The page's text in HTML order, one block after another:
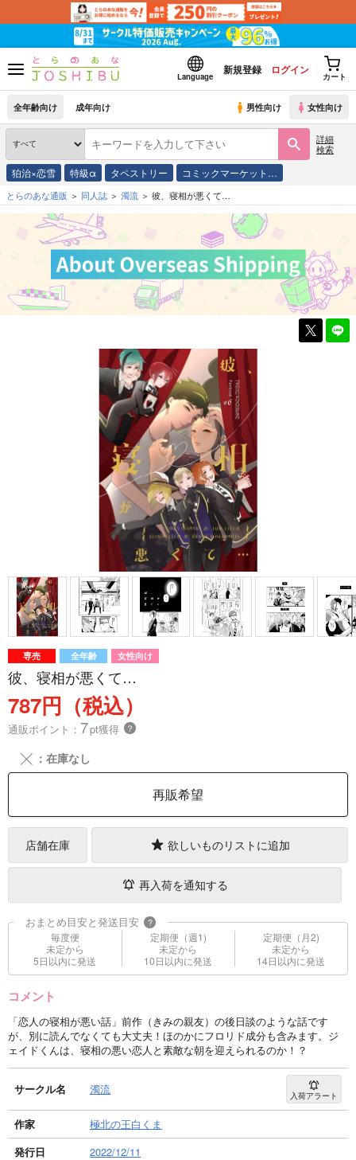
Language
新規登録 ログイン
カート
全年齢向け 成年向け 男性向け 女性向け
詳細
検索
狛治×恋雪 特級α タペストリー コミックマーケット…
とらのあな通販 同人誌 濁流 彼、寝相が悪くて…
専売 全年齢 女性向け
彼、寝相が悪くて…
787円（税込）
通販ポイント： 7pt獲得 ？
╳ ：在庫なし
再販希望
店舗在庫 欲しいものリストに追加
再入荷を通知する
おまとめ目安と発送目安 ?
毎度便
未定から
5日以内に発送
定期便（週1)
未定から
10日以内に発送
定期便（月2)
未定から
14日以内に発送
コメント
「恋人の寝相が悪い話」前作（きみの親友）の後日談のような話です
が、別に読んでなくても大丈夫！ほのかにフロリド成分も含みます。ジ
ェイドくんは、寝相の悪い恋人と素敵な朝を迎えられるのか！？
サークル名 濁流 入荷アラート
作家
極北の王白くま
発行日
2022/12/11